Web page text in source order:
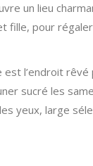
un lieu
fille, pour
est l’endroit
sucré les
yeux, large